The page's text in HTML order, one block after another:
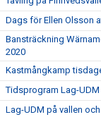
Dags för Ellen Olsson
Bansträckning
2020
Kastmångkamp
Tidsprogram Lag-UDM
Lag-UDM på vallen